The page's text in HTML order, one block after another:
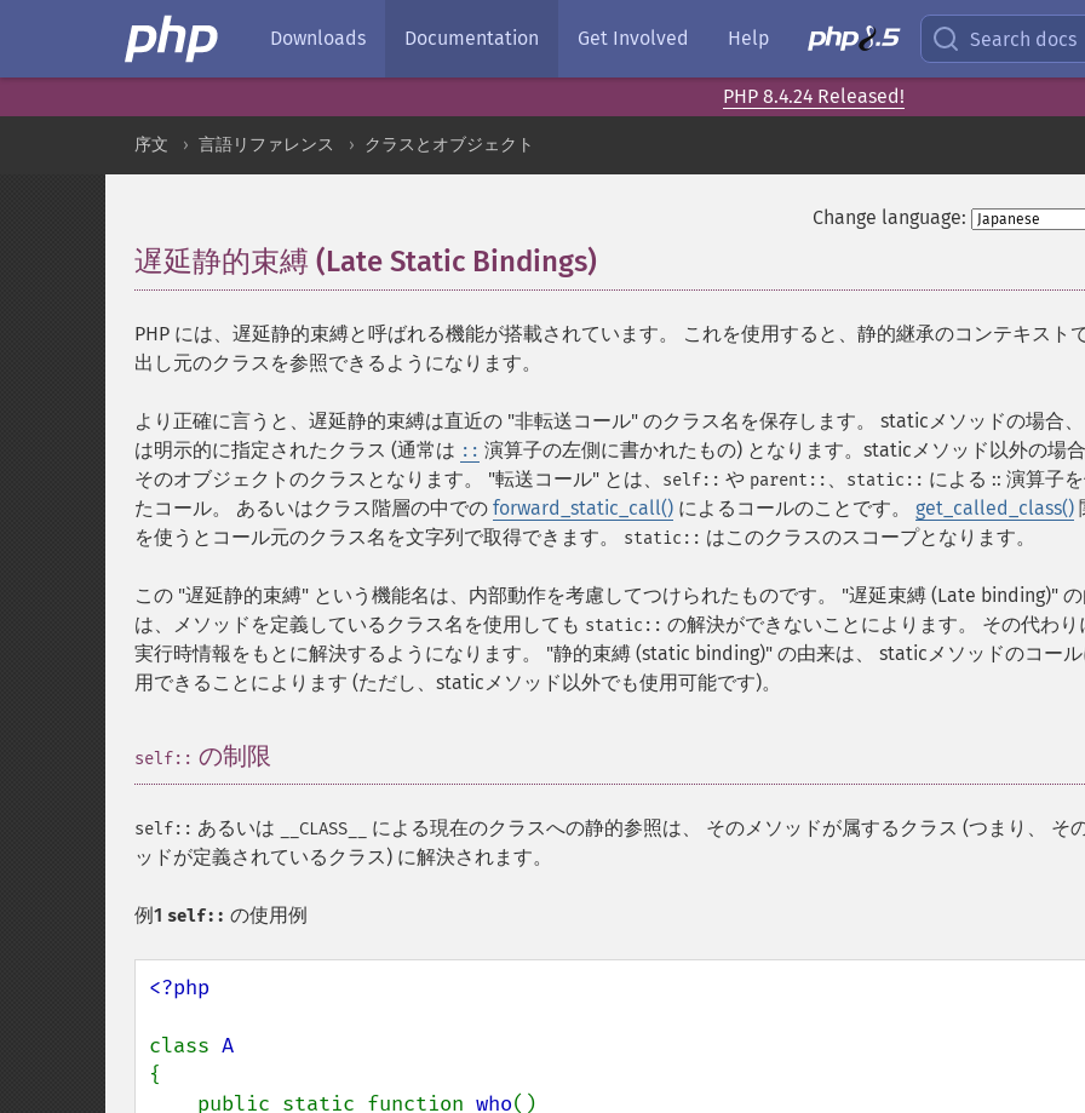
Downloads Documentation Get Involved Help Search docs
PHP 8.4.24 Released!
序文 言語リファレンス クラスとオブジェクト
Change language:
遅延静的束縛 (Late Static Bindings)
PHP には、遅延静的束縛と呼ばれる機能が搭載されています。 これを使用すると、静的継承のコンテキスト
出し元のクラスを参照できるようになります。
より正確に言うと、遅延静的束縛は直近の "非転送コール" のクラス名を保存します。 staticメソッドの場合
は明示的に指定されたクラス (通常は :: 演算子の左側に書かれたもの) となります。staticメソッド以外の場合
そのオブジェクトのクラスとなります。 "転送コール" とは、
self:: や parent:: 、 static:: による :: 演算子
たコール。 あるいはクラス階層の中での forward_static_call() によるコールのことです。 get_called_class()
を使うとコール元のクラス名を文字列で取得できます。
static:: はこのクラスのスコープとなります。
この "遅延静的束縛" という機能名は、内部動作を考慮してつけられたものです。 "遅延束縛 (Late binding)"
は、メソッドを定義しているクラス名を使用しても static:: の解決ができないことによります。 その代わり
実行時情報をもとに解決するようになります。 "静的束縛 (static binding)" の由来は、 staticメソッドのコー
用できることによります (ただし、staticメソッド以外でも使用可能です)。
self:: の制限
self:: あるいは __CLASS__
による現在のクラスへの静的参照は、 そのメソッドが属するクラス (つまり、 そ
ッドが定義されているクラス) に解決されます。
例1 self:: の使用例
<?php
class
{
    public static function
who()